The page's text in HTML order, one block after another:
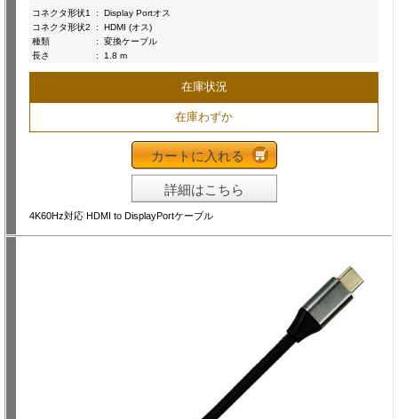
コネクタ形状1
:
Display Portオス
コネクタ形状2
:
HDMI (オス)
種類
:
変換ケーブル
長さ
: 1.8 m
在庫状況
在庫わずか
カートに入れる
詳細はこちら
4K60Hz対応 HDMI to DisplayPortケーブル